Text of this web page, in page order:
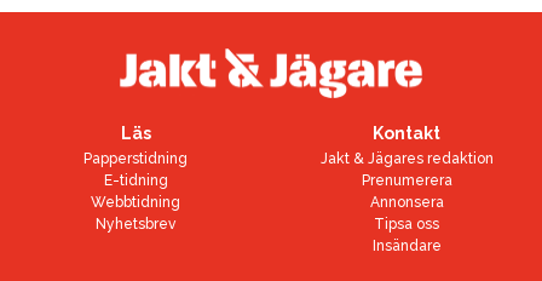
Läs
Papperstidning
E-tidning
Webbtidning
Nyhetsbrev
Kontakt
Jakt & Jägares redaktion
Prenumerera
Annonsera
Tipsa oss
Insändare